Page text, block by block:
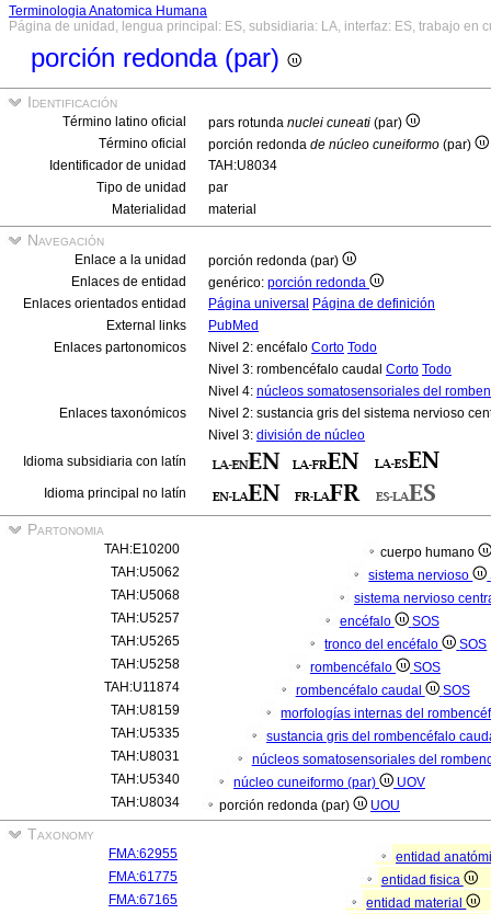
Terminologia Anatomica Humana
Página de unidad, lengua principal: ES, subsidiaria: LA, interfaz: ES, trabajo en
porción redonda (par)
Identificación
Término latino oficial pars rotunda nuclei cuneati (par)
Término oficial
porción redonda de núcleo cuneiformo (par)
Identificador de unidad
TAH:U8034
Tipo de unidad
par
Materialidad
material
Navegación
Enlace a la unidad
porción redonda (par)
Enlaces de entidad
genérico: porción redonda
Enlaces orientados entidad
Página universal Página de definición
External links
PubMed
Enlaces partonomicos
Nivel 2: encéfalo Corto Todo
Nivel 3: rombencéfalo caudal Corto Todo
Nivel 4: núcleos somatosensoriales del
Enlaces taxonómicos
Nivel 2: sustancia gris del sistema nervioso
Nivel 3: división de núcleo
Idioma subsidiaria con latín
Idioma principal no latín
Partonomia
TAH:E10200
cuerpo humano
TAH:U5062
sistema nervioso
TAH:U5068
sistema nervioso
TAH:U5257
encéfalo
SOS
TAH:U5265
tronco del encéfalo
SOS
TAH:U5258
rombencéfalo
SOS
TAH:U11874
rombencéfalo caudal
SOS
TAH:U8159
morfologías internas del
TAH:U5335
sustancia gris del rombencéfalo
TAH:U8031
núcleos somatosensoriales del
TAH:U5340
núcleo cuneiformo (par)
UOV
TAH:U8034
porción redonda (par) UOU
Taxonomy
FMA:62955
entidad
FMA:61775
entidad fisica
FMA:67165
entidad material